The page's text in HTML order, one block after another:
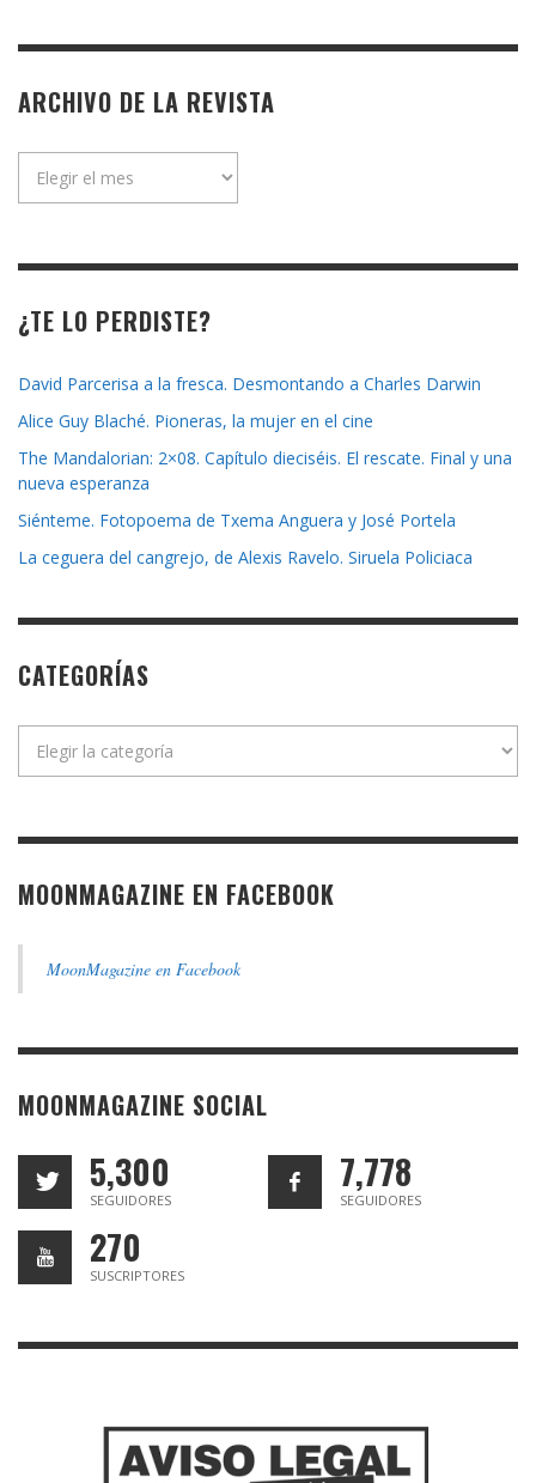
ARCHIVO DE LA REVISTA
¿TE LO PERDISTE?
David Parcerisa a la fresca. Desmontando a Charles Darwin
Alice Guy Blaché. Pioneras, la mujer en el cine
The Mandalorian: 2×08. Capítulo dieciséis. El rescate. Final y una
nueva esperanza
Siénteme. Fotopoema de Txema Anguera y José Portela
La ceguera del cangrejo, de Alexis Ravelo. Siruela Policiaca
CATEGORÍAS
MOONMAGAZINE EN FACEBOOK
MoonMagazine en Facebook
MOONMAGAZINE SOCIAL
5,300
SEGUIDORES
7,778
SEGUIDORES
270
SUSCRIPTORES